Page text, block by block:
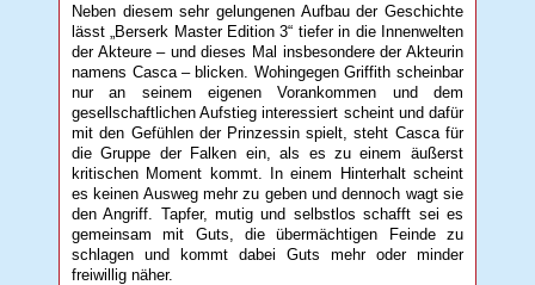
Neben diesem sehr gelungenen Aufbau der Geschichte
lässt „Berserk Master Edition 3“ tiefer in die Innenwelten
der Akteure – und dieses Mal insbesondere der Akteurin
namens Casca – blicken. Wohingegen Griffith scheinbar
nur an seinem eigenen Vorankommen und dem
gesellschaftlichen Aufstieg interessiert scheint und dafür
mit den Gefühlen der Prinzessin spielt, steht Casca für
die Gruppe der Falken ein, als es zu einem äußerst
kritischen Moment kommt. In einem Hinterhalt scheint
es keinen Ausweg mehr zu geben und dennoch wagt sie
den Angriff. Tapfer, mutig und selbstlos schafft sei es
gemeinsam mit Guts, die übermächtigen Feinde zu
schlagen und kommt dabei Guts mehr oder minder
freiwillig näher.